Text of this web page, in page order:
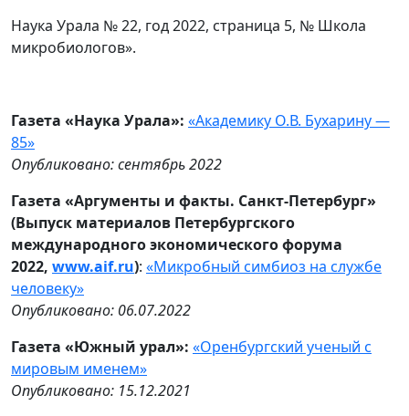
Наука Урала № 22, год 2022, страница 5, № Школа
микробиологов».
Газета «Наука Урала»: «Академику О.В. Бухарину —
85»
Опубликовано: сентябрь 2022
Газета «Аргументы и факты. Санкт-Петербург»
(Выпуск материалов Петербургского
международного экономического форума
2022, www.aif.ru): «Микробный симбиоз на службе
человеку»
Опубликовано: 06.07.2022
Газета «Южный урал»: «Оренбургский ученый с
мировым именем»
Опубликовано: 15.12.2021